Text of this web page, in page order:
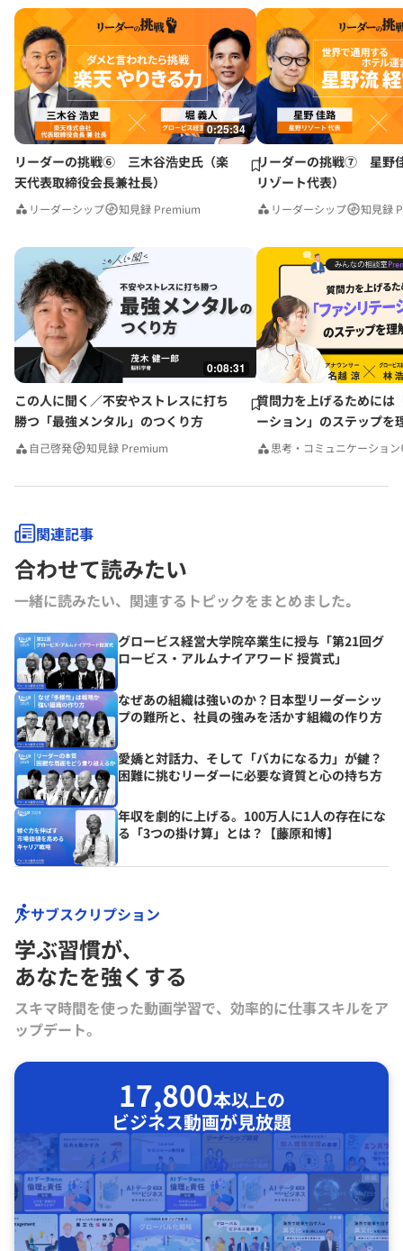
0:25:34
リーダーの挑戦⑥ 三木谷浩史氏（楽
天代表取締役会長兼社長）
リーダーシップ 知見録 Premium
リーダーの挑戦⑦ 星野
リゾート代表）
リーダーシップ 知見録
0:08:31
この人に聞く／不安やストレスに打ち
勝つ「最強メンタル」のつくり方
自己啓発 知見録 Premium
質問力を上げるためには
ーション」のステップを
みんなの相談室Premium
思考・コミュニケーション
関連記事
合わせて読みたい
一緒に読みたい、関連するトピックをまとめました｡
グロービス経営大学院卒業生に授与「第21回グ
ロービス・アルムナイアワード 授賞式」
なぜあの組織は強いのか？日本型リーダーシッ
プの難所と、社員の強みを活かす組織の作り方
愛嬌と対話力、そして「バカになる力」が鍵？
困難に挑むリーダーに必要な資質と心の持ち方
年収を劇的に上げる。100万人に1人の存在にな
る「3つの掛け算」とは？【藤原和博】
サブスクリプション
学ぶ習慣が､
あなたを強くする
スキマ時間を使った動画学習で、効率的に仕事スキルをア
ップデート。
17,800本以上の
ビジネス動画が見放題